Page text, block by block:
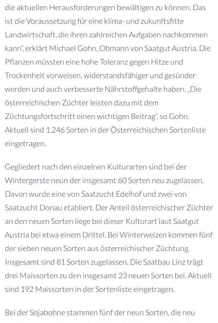
die aktuellen Herausforderungen bewältigen zu können. Das
ist die Voraussetzung für eine klima- und zukunftsfitte
Landwirtschaft, die ihren zahlreichen Aufgaben nachkommen
kann“, erklärt Michael Gohn, Obmann von Saatgut Austria. Die
Pflanzen müssten eine hohe Toleranz gegen Hitze und
Trockenheit vorweisen, widerstandsfähiger und gesünder
werden und auch verbesserte Nährstoffgehalte haben. „Die
österreichischen Züchter leisten dazu mit dem
Züchtungsfortschritt einen wichtigen Beitrag“, so Gohn.
Aktuell sind 1.246 Sorten in der Österreichischen Sortenliste
eingetragen.
Gegliedert nach den einzelnen Kulturarten sind bei der
Wintergerste neun der insgesamt 60 Sorten neu zugelassen.
Davon wurde eine von Saatzucht Edelhof und zwei von
Saatzucht Donau etabliert. Der Anteil österreichischer Züchter
an den neuen Sorten liege bei dieser Kulturart laut Saatgut
Austria bei etwa einem Drittel. Bei Winterweizen kommen fünf
der sieben neuen Sorten aus österreichischer Züchtung.
Insgesamt sind 81 Sorten zugelassen. Die Saatbau Linz trägt
drei Maissorten zu den insgesamt 23 neuen Sorten bei. Aktuell
sind 192 Maissorten in der Sortenliste eingetragen.
Bei der Sojabohne stammen fünf der neun Sorten, die neu